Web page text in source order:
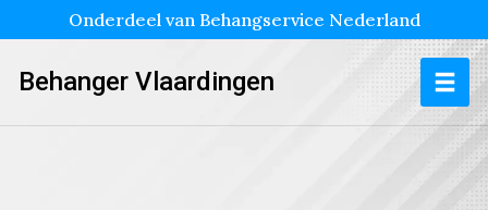
Onderdeel van Behangservice Nederland
Behanger Vlaardingen